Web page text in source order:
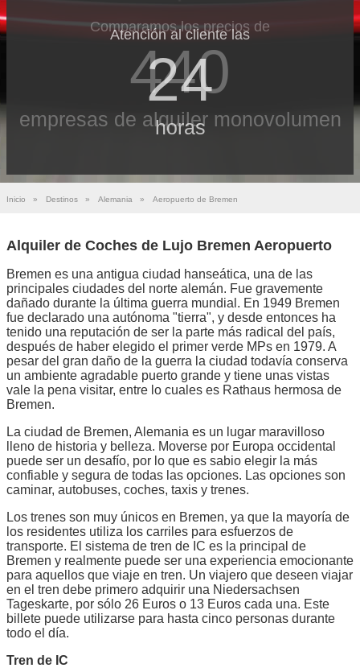
Comparamos los precios de
440
empresas de alquiler monovolumen
Atención al cliente las
24
horas
Inicio » Destinos » Alemania » Aeropuerto de Bremen
Alquiler de Coches de Lujo Bremen Aeropuerto
Bremen es una antigua ciudad hanseática, una de las
principales ciudades del norte alemán. Fue gravemente
dañado durante la última guerra mundial. En 1949 Bremen
fue declarado una autónoma "tierra", y desde entonces ha
tenido una reputación de ser la parte más radical del país,
después de haber elegido el primer verde MPs en 1979. A
pesar del gran daño de la guerra la ciudad todavía conserva
un ambiente agradable puerto grande y tiene unas vistas
vale la pena visitar, entre lo cuales es Rathaus hermosa de
Bremen.
La ciudad de Bremen, Alemania es un lugar maravilloso
lleno de historia y belleza. Moverse por Europa occidental
puede ser un desafío, por lo que es sabio elegir la más
confiable y segura de todas las opciones. Las opciones son
caminar, autobuses, coches, taxis y trenes.
Los trenes son muy únicos en Bremen, ya que la mayoría de
los residentes utiliza los carriles para esfuerzos de
transporte. El sistema de tren de IC es la principal de
Bremen y realmente puede ser una experiencia emocionante
para aquellos que viaje en tren. Un viajero que deseen viajar
en el tren debe primero adquirir una Niedersachsen
Tageskarte, por sólo 26 Euros o 13 Euros cada una. Este
billete puede utilizarse para hasta cinco personas durante
todo el día.
Tren de IC